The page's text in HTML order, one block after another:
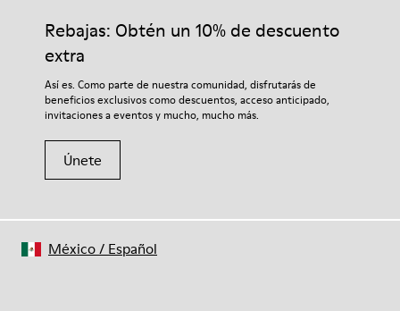
Rebajas: Obtén un 10% de descuento
extra
Así es. Como parte de nuestra comunidad, disfrutarás de
beneficios exclusivos como descuentos, acceso anticipado,
invitaciones a eventos y mucho, mucho más.
Únete
México/ Español